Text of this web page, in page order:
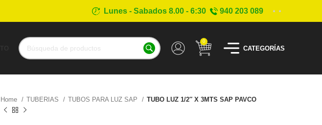
Lunes - Sabados 8.00 - 6:30 940 203 089
0
CATEGORÍAS
Home TUBERIAS TUBOS PARA LUZ SAP TUBO LUZ 1/2″ X 3MTS SAP PAVCO